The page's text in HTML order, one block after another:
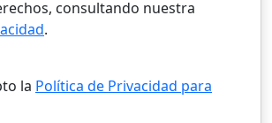
consultando nuestra
.
la Política de Privacidad para